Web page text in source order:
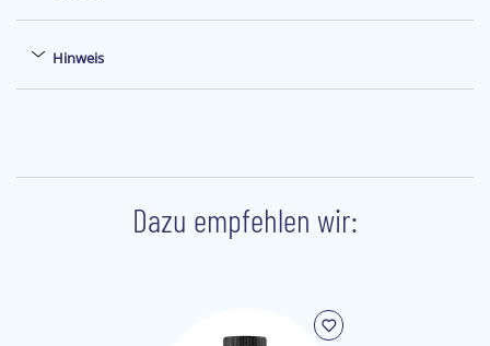
Hinweis
Dazu empfehlen wir: